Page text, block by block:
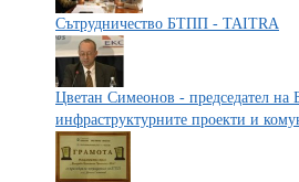
Сътрудничество БТПП - TAITRA
Цветан Симеонов - председател на
инфраструктурните проекти и